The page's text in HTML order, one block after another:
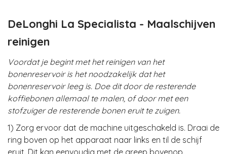
DeLonghi La Specialista - Maalschijven
reinigen
Voordat je begint met het reinigen van het
bonenreservoir is het noodzakelijk dat het
bonenreservoir leeg is. Doe dit door de resterende
koffiebonen allemaal te malen, of door met een
stofzuiger de resterende bonen eruit te zuigen.
1) Zorg ervoor dat de machine uitgeschakeld is. Draai de
ring boven op het apparaat naar links en til de schijf